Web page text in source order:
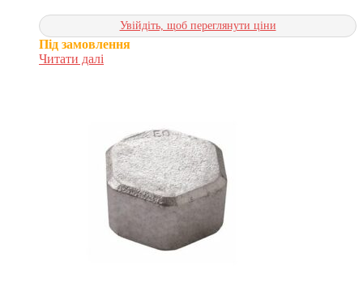
Увійдіть, щоб переглянути ціни
Під замовлення
Читати далі